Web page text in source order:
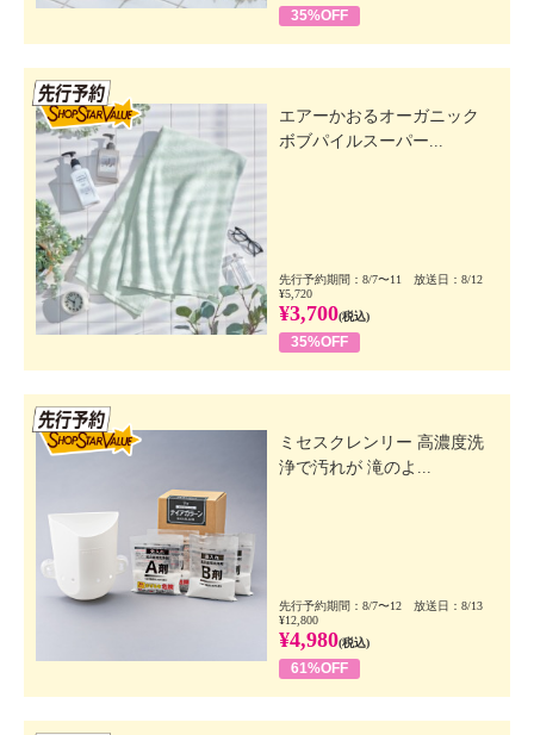
35%OFF
エアーかおるオーガニック
ボブパイルスーパー...
先行予約期間：8/7〜11 放送日：8/12
¥5,720
¥3,700(税込)
35%OFF
ミセスクレンリー 高濃度洗
浄で汚れが 滝のよ...
先行予約期間：8/7〜12 放送日：8/13
¥12,800
¥4,980(税込)
61%OFF